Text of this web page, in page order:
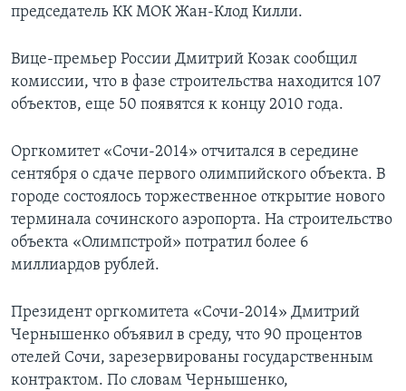
председатель КК МОК Жан-Клод Килли.
Вице-премьер России Дмитрий Козак сообщил
комиссии, что в фазе строительства находится 107
объектов, еще 50 появятся к концу 2010 года.
Оргкомитет «Сочи-2014» отчитался в середине
сентября о сдаче первого олимпийского объекта. В
городе состоялось торжественное открытие нового
терминала сочинского аэропорта. На строительство
объекта «Олимпстрой» потратил более 6
миллиардов рублей.
Президент оргкомитета «Сочи-2014» Дмитрий
Чернышенко объявил в среду, что 90 процентов
отелей Сочи, зарезервированы государственным
контрактом. По словам Чернышенко,